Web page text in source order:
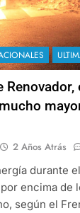
2 Años Atrás
durante
encima de
según el